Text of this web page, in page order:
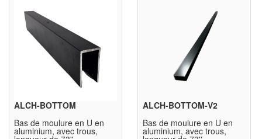
ALCH-BOTTOM
Bas de moulure en U en
aluminium, avec trous,
ALCH-BOTTOM-V2
Bas de moulure en U en
aluminium, avec trous,